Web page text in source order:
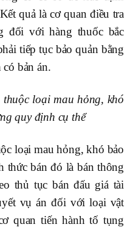
quả là cơ quan điều tra
đối với hàng thuốc bắc
tiếp tục bảo quản bằng
bản án.
loại mau hỏng, khó
quy định cụ thể
loại mau hỏng, khó bảo
thức bán đó là bán thông
thủ tục bán đấu giá tài
vụ án đối với loại vật
quan tiến hành tố tụng